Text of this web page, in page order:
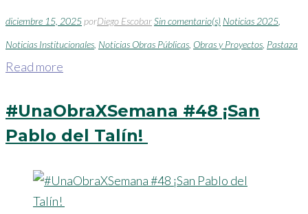
diciembre 15, 2025porDiego EscobarSin comentario(s) Noticias 2025,
Noticias Institucionales, Noticias Obras Públicas, Obras y Proyectos, Pastaza
Read more
#UnaObraXSemana #48 ¡San
Pablo del Talín!